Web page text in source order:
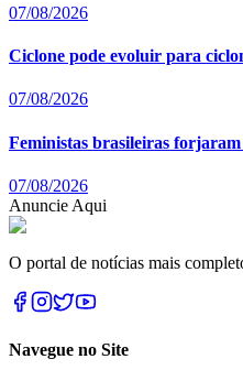
07/08/2026
Ciclone pode evoluir para
07/08/2026
Feministas brasileiras
07/08/2026
Anuncie Aqui
O portal de notícias mais
Navegue no Site